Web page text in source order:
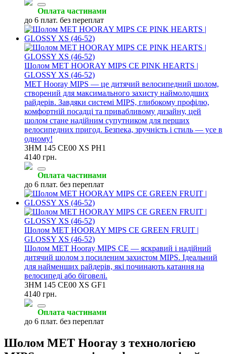
Оплата частинами
до 6 плат. без переплат
Шолом MET HOORAY MIPS CE PINK HEARTS |
GLOSSY XS (46-52)
MET Hooray MIPS — це дитячий велосипедний шолом,
створений для максимального захисту наймолодших
райдерів. Завдяки системі MIPS, глибокому профілю,
комфортній посадці та привабливому дизайну, цей
шолом стане надійним супутником для перших
велосипедних пригод. Безпека, зручність і стиль — усе в
одному!
3HM 145 CE00 XS PH1
4140 грн.
Оплата частинами
до 6 плат. без переплат
Шолом MET HOORAY MIPS CE GREEN FRUIT |
GLOSSY XS (46-52)
Шолом MET Hooray MIPS CE — яскравий і надійний
дитячий шолом з посиленим захистом MIPS. Ідеальний
для найменших райдерів, які починають катання на
велосипеді або біговелі.
3HM 145 СE00 XS GF1
4140 грн.
Оплата частинами
до 6 плат. без переплат
Шолом MET Hooray з технологією